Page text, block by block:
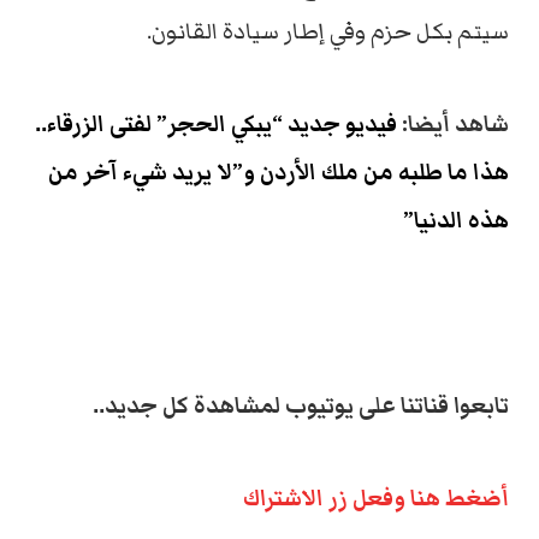
سيتم بكل حزم وفي إطار سيادة القانون.
شاهد أيضا: فيديو جديد “يبكي الحجر” لفتى الزرقاء..
هذا ما طلبه من ملك الأردن و”لا يريد شيء آخر من
هذه الدنيا”
تابعوا قناتنا على يوتيوب لمشاهدة كل جديد..
أضغط هنا وفعل زر الاشتراك